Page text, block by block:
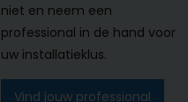
niet en neem een
professional in de hand voor
uw installatieklus.
Vind jouw professional